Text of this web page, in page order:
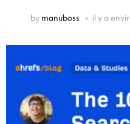
by manuboss il y a